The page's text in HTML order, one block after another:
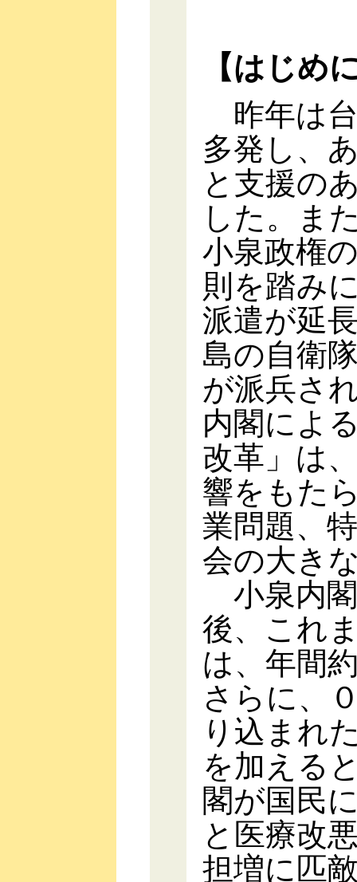
【はじめ
昨年は
多発し、
と支援の
した。ま
小泉政権
則を踏み
派遣が延
島の自衛
が派兵さ
内閣によ
改革」は
響をもた
業問題、
会の大き
小泉内
後、これ
は、年間
さらに、
り込まれ
を加える
閣が国民
と医療改
担増に匹